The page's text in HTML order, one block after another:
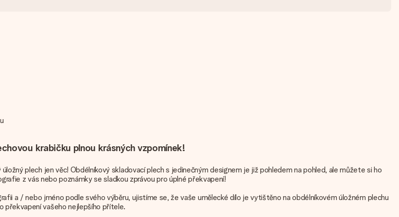
krabičku plnou krásných vzpomínek!
plech jen věc! Obdélníkový skladovací plech s jedinečným designem je již pohledem na pohled, ale můžete si ho
z vás nebo poznámky se sladkou zprávou pro úplné překvapení!
a / nebo jméno podle svého výběru, ujistíme se, že vaše umělecké dílo je vytištěno na obdélníkovém úložném plechu
překvapení vašeho nejlepšího přítele.